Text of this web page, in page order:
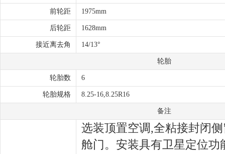
前轮距 1975mm
后轮距 1628mm
接近离去角 14/13°
轮胎
轮胎数 6
轮胎规格 8.25-16,8.25R16
备注
选装顶置空调,全粘接封闭
舱门。安装具有卫星定位功